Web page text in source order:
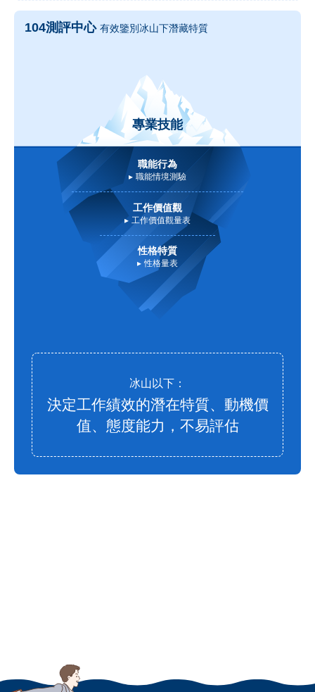
104測評中心 有效鑒別冰山下潛藏特質
專業技能
職能行為
職能情境測驗
工作價值觀
工作價值觀量表
性格特質
性格量表
冰山以下：
決定工作績效的潛在特質、動機價
值、態度能力，不易評估